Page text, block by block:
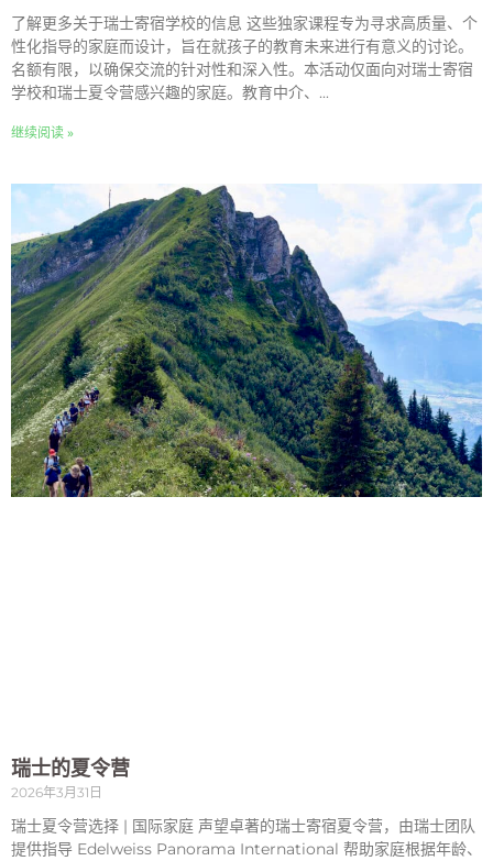
了解更多关于瑞士寄宿学校的信息 这些独家课程专为寻求高质量、个
性化指导的家庭而设计，旨在就孩子的教育未来进行有意义的讨论。
名额有限，以确保交流的针对性和深入性。本活动仅面向对瑞士寄宿
学校和瑞士夏令营感兴趣的家庭。教育中介、...
继续阅读 »
瑞士的夏令营
2026年3月31日
瑞士夏令营选择 | 国际家庭 声望卓著的瑞士寄宿夏令营，由瑞士团队
提供指导 Edelweiss Panorama International 帮助家庭根据年龄、